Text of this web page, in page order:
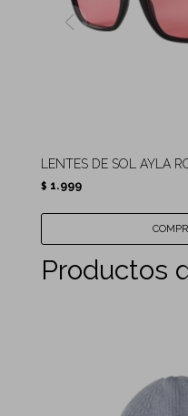
LENTES DE SOL AYLA
$ 1.999
Productos